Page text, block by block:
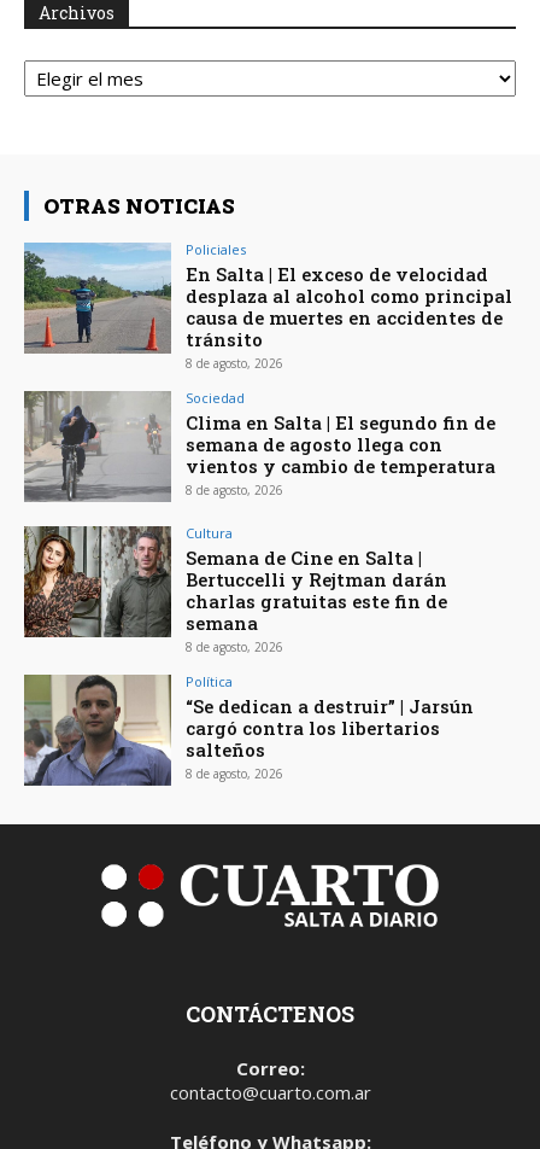
Archivos
Archivos
OTRAS NOTICIAS
Policiales
En Salta | El exceso de velocidad
desplaza al alcohol como principal
causa de muertes en accidentes de
tránsito
8 de agosto, 2026
Sociedad
Clima en Salta | El segundo fin de
semana de agosto llega con
vientos y cambio de temperatura
8 de agosto, 2026
Cultura
Semana de Cine en Salta |
Bertuccelli y Rejtman darán
charlas gratuitas este fin de
semana
8 de agosto, 2026
Política
“Se dedican a destruir” | Jarsún
cargó contra los libertarios
salteños
8 de agosto, 2026
CONTÁCTENOS
Correo:
contacto@cuarto.com.ar
Teléfono y Whatsapp: